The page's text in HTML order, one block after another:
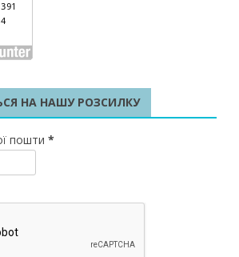
НА НАШУ РОЗСИЛКУ
пошти *